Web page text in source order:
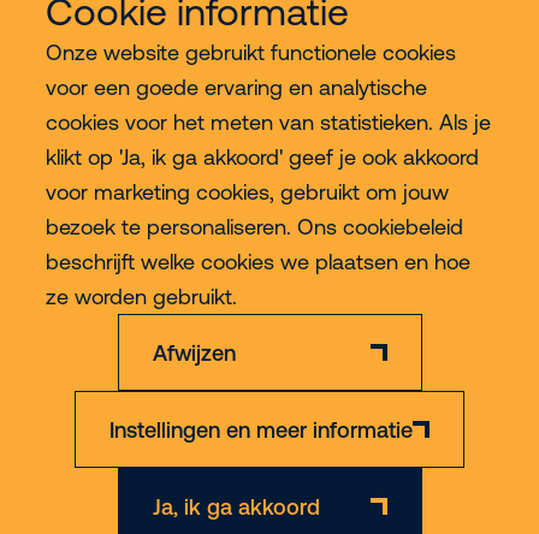
Cookie informatie
Onze website gebruikt functionele cookies
voor een goede ervaring en analytische
cookies voor het meten van statistieken. Als je
klikt op 'Ja, ik ga akkoord' geef je ook akkoord
voor marketing cookies, gebruikt om jouw
bezoek te personaliseren. Ons cookiebeleid
beschrijft welke cookies we plaatsen en hoe
ze worden gebruikt.
Afwijzen
Instellingen en meer informatie
Ja, ik ga akkoord
Meer Riwal
Industries
Contact
Meer
© 2026 Riwal - All rights reserved